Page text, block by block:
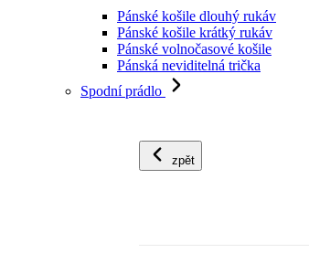
Pánské košile dlouhý rukáv
Pánské košile krátký rukáv
Pánské volnočasové košile
Pánská neviditelná trička
Spodní prádlo
zpět